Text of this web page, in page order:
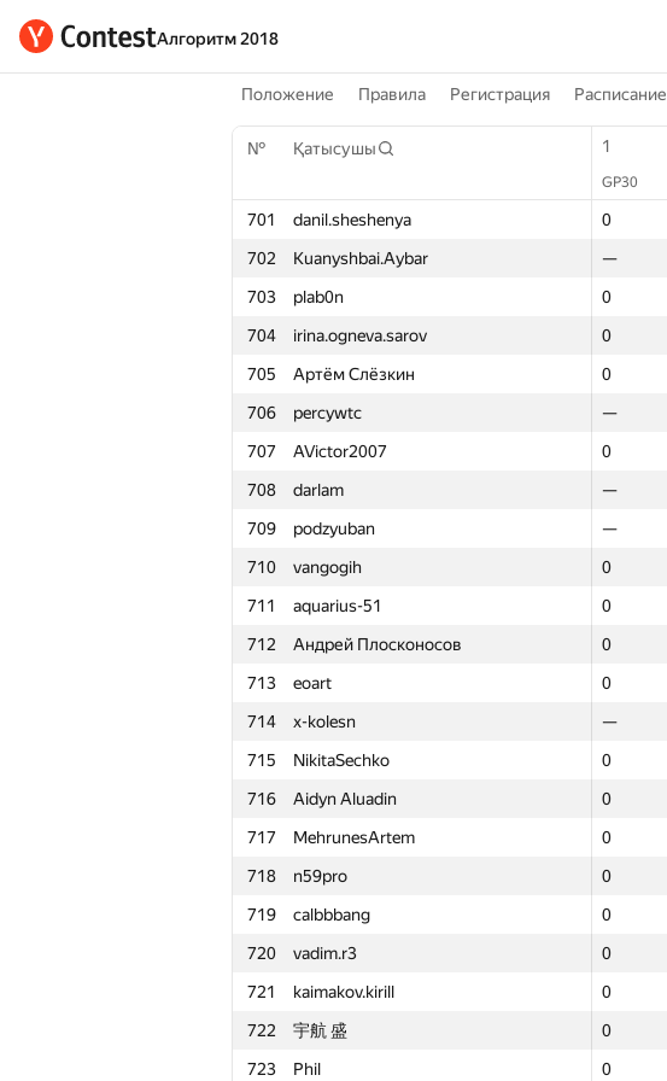
Алгоритм 2018
Положение Правила Регистрация Расписание
№ Қатысушы 1
GP30
701 danil.sheshenya 0
702
Kuanyshbai.Aybar —
703
plab0n 0
704
irina.ogneva.sarov 0
705
Артём Слёзкин 0
706
percywtc —
707
AVictor2007 0
708
darlam —
709
podzyuban —
710
vangogih 0
711
aquarius-51 0
712
Андрей Плосконосов 0
713
eoart 0
714
x-kolesn —
715
NikitaSechko 0
716
Aidyn Aluadin 0
717
MehrunesArtem 0
718
n59pro 0
719
calbbbang 0
720
vadim.r3 0
721
kaimakov.kirill 0
722
宇航 盛 0
723
Phil 0
Қатысушы 1
GP30